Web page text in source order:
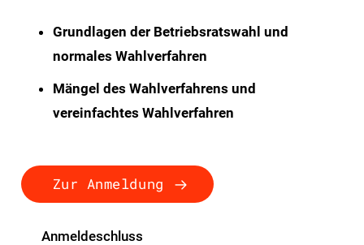
Grundlagen der Betriebsratswahl und
normales Wahlverfahren
Mängel des Wahlverfahrens und
vereinfachtes Wahlverfahren
Zur Anmeldung
Anmeldeschluss